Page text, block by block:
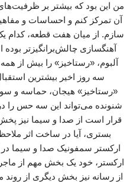
من این بود که بیشتر بر
آن تمرکز کنم و احساسات و
سازم. از میان هفت قطعه، کدام
آهنگسازی چالش‌برانگیزتر
آلبوم، «رستاخیز» را بیش از
سه روز اخیر بیشترین
«رستاخیز» هیجان، حماسه و
شنونده می‌تواند این سه حس را در
قرار است از صدا و سیما نیز
بستری، آیا در ساخت اثر
ارکستر سمفونیک صدا و سیما در
ارکستر، خود یک بخش مهم از
از رسانه نیز بخش دیگری از